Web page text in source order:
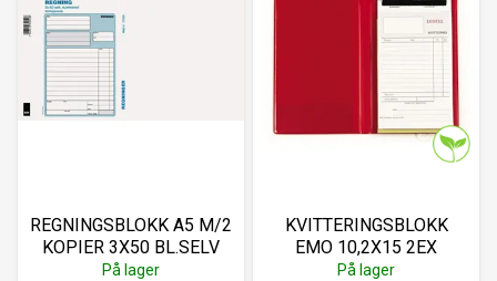
REGNINGSBLOKK A5 M/2
KOPIER 3X50 BL.SELV
På lager
KVITTERINGSBLOKK
EMO 10,2X15 2EX
SELVKO
På lager